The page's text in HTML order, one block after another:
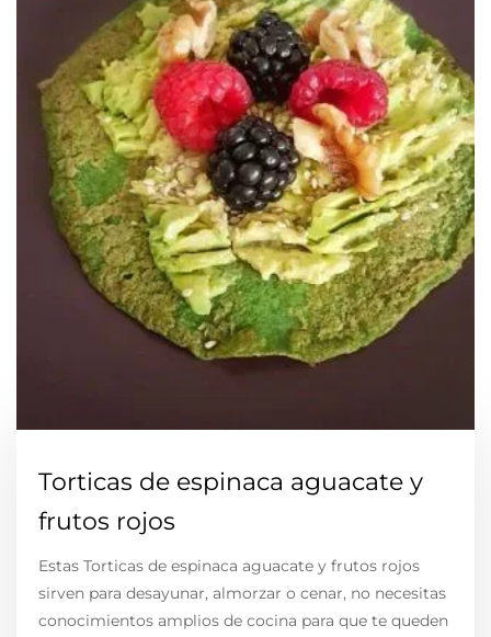
Torticas de espinaca aguacate y
frutos rojos
Estas Torticas de espinaca aguacate y frutos rojos
sirven para desayunar, almorzar o cenar, no necesitas
conocimientos amplios de cocina para que te queden